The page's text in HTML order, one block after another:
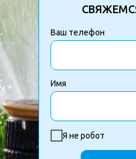
Ваш телефон
Имя
Я не робот